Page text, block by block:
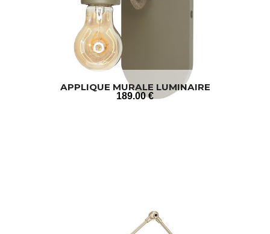
APPLIQUE MURALE LUMINAIRE
189.00 €